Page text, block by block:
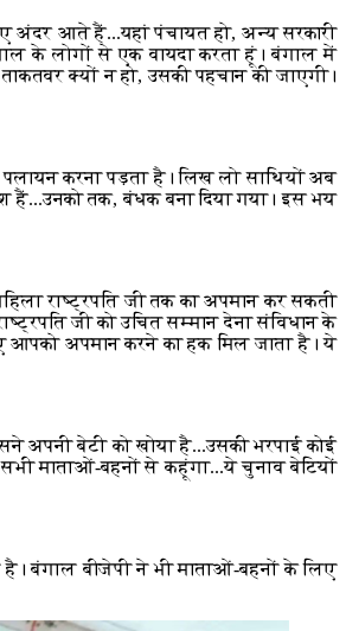
अंदर आते हैं...यहां पंचायत हो, अन्य सरकारी
के लोगों से एक वायदा करता हूं। बंगाल में
क्यों न हो, उसकी पहचान की जाएगी।
करना पड़ता है। लिख लो साथियों अब
हैं...उनको तक, बंधक बना दिया गया। इस भय
राष्ट्रपति जी तक का अपमान कर सकती
जी को उचित सम्मान देना संविधान के
आपको अपमान करने का हक मिल जाता है। ये
अपनी बेटी को खोया है...उसकी भरपाई कोई
माताओं-बहनों से कहूंगा...ये चुनाव बेटियों
है। बंगाल बीजेपी ने भी माताओं-बहनों के लिए